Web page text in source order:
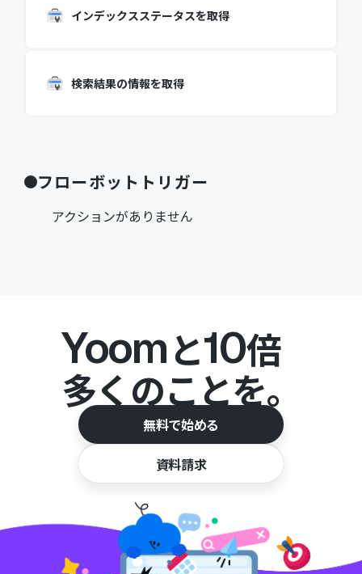
インデックスステータスを取得
検索結果の情報を取得
フローボットトリガー
アクションがありません
Yoomと10倍
多くのことを。
無料で始める
資料請求